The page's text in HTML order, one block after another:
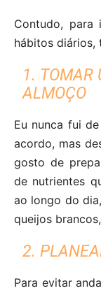
Contudo,
hábitos diários,
1. TOMAR
ALMOÇO
Eu nunca fui
acordo, mas
gosto de
de nutrientes
ao longo do
queijos
2.
Para evitar